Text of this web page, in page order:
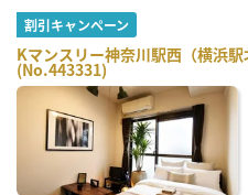
割引キャンペーン
Kマンスリー神奈川駅西（横浜駅
(No.443331)